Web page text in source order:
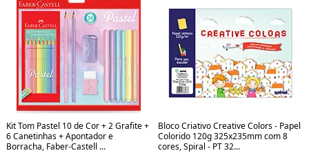
Kit Tom Pastel 10 de Cor + 2 Grafite +
6 Canetinhas + Apontador e
Borracha, Faber-Castell ...
Bloco Criativo Creative Colors - Papel
Colorido 120g 325x235mm com 8
cores, Spiral - PT 32...